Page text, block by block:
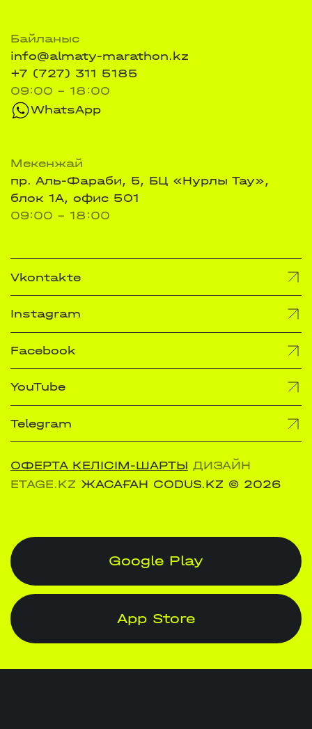
Байланыс
info@almaty-marathon.kz
+7 (727) 311 5185
09:00 - 18:00
WhatsApp
Мекенжай
пр. Аль-Фараби, 5, БЦ «Нурлы Тау»,
блок 1А, офис 501
09:00 - 18:00
Vkontakte
Instagram
Facebook
YouTube
Telegram
ОФЕРТА КЕЛІСІМ-ШАРТЫ ДИЗАЙН
ETAGE.KZ ЖАСАҒАН CODUS.KZ © 2026
Google Play
App Store